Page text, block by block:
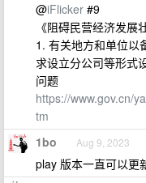
@iFlicker #9
《阻碍民营经济发展
1. 有关地方和单位以
求设立分公司等形式
问题
https://www.gov.cn/
tm
1bo Aug 9, 2023
play 版本一直可以更